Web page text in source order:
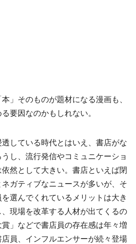
」そのものが題材になる漫画も、
要因なのかもしれない。
している時代とはいえ、書店がな
し、流行発信やコミュニケーショ
然として大きい。書店といえば閉
ガティブなニュースが多いが、そ
選んでくれているメリットは大き
現場を改革する人材が出てくるの
」などで書店員の存在感は年々増
員、インフルエンサーが続々登場